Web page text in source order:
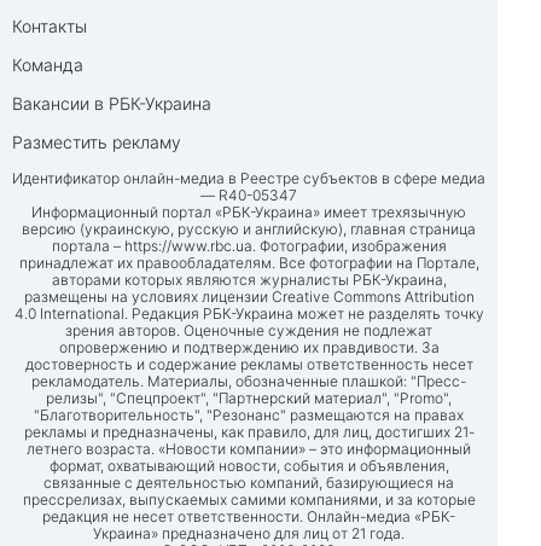
Контакты
Команда
Вакансии в РБК-Украина
Разместить рекламу
Идентификатор онлайн-медиа в Реестре субъектов в сфере медиа
— R40-05347
Информационный портал «РБК-Украина» имеет трехязычную
версию (украинскую, русскую и английскую), главная страница
портала – https://www.rbc.ua. Фотографии, изображения
принадлежат их правообладателям. Все фотографии на Портале,
авторами которых являются журналисты РБК-Украина,
размещены на условиях лицензии Creative Commons Attribution
4.0 International. Редакция РБК-Украина может не разделять точку
зрения авторов. Оценочные суждения не подлежат
опровержению и подтверждению их правдивости. За
достоверность и содержание рекламы ответственность несет
рекламодатель. Материалы, обозначенные плашкой: "Пресс-
релизы", "Спецпроект", "Партнерский материал", "Promo",
"Благотворительность", "Резонанс" размещаются на правах
рекламы и предназначены, как правило, для лиц, достигших 21-
летнего возраста. «Новости компании» – это информационный
формат, охватывающий новости, события и объявления,
связанные с деятельностью компаний, базирующиеся на
прессрелизах, выпускаемых самими компаниями, и за которые
редакция не несет ответственности. Онлайн-медиа «РБК-
Украина» предназначено для лиц от 21 года.